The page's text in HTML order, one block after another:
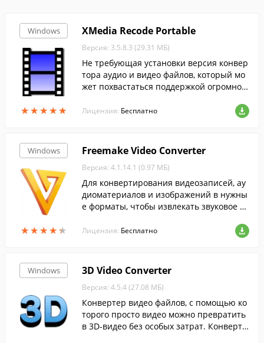
Windows
★★★★★
★★★★★
XMedia Recode Portable
Версия: 3.5.8.3 (29.31 МБ)
Не требующая установки версия конвер
тора аудио и видео файлов, который мо
жет похвастаться поддержкой огромног
Лицензия: Бесплатно
Windows
★★★★★
★★★★★
Freemake Video Converter
Версия: 4.1.14.1 (0.97 МБ)
Для конвертирования видеозаписей, ау
диоматериалов и изображений в нужны
е форматы, чтобы извлекать звуковое со
ов скачайте Freemake Video Converter....
Лицензия: Бесплатно
Windows 3D Video Converter
Версия: 4.5.4 (27.08 МБ)
Конвертер видео файлов, с помощью ко
торого просто видео можно превратить
в 3D-видео без особых затрат. Конверте